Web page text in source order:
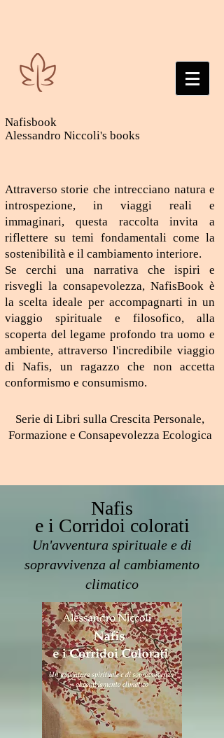
Nafisbook
Alessandro Niccoli's books
Attraverso storie che intrecciano natura e
introspezione, in viaggi reali e
immaginari, questa raccolta invita a
riflettere su temi fondamentali come la
sostenibilità e il cambiamento interiore.
Se cerchi una narrativa che ispiri e
risvegli la consapevolezza, NafisBook è
la scelta ideale per accompagnarti in un
viaggio spirituale e filosofico, alla
scoperta del legame profondo tra uomo e
ambiente, attraverso l'incredibile viaggio
di Nafis, un ragazzo che non accetta
conformismo e consumismo.
Serie di Libri sulla Crescita Personale,
Formazione e Consapevolezza Ecologica
Nafis
e i Corridoi colorati
Un'avventura spirituale e di
sopravvivenza al cambiamento
climatico